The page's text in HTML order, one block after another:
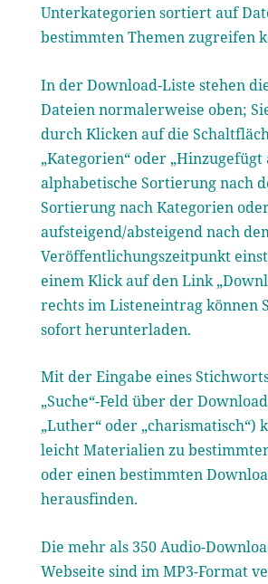
Unterkategorien sortiert auf
bestimmten Themen zugreifen
In der Download-Liste stehen
Dateien normalerweise oben;
durch Klicken auf die
„Kategorien“ oder „Hinzugefügt
alphabetische Sortierung nach
Sortierung nach Kategorien
aufsteigend/absteigend nach
Veröffentlichungszeitpunkt
einem Klick auf den Link
rechts im Listeneintrag können
sofort herunterladen.
Mit der Eingabe eines
„Suche“-Feld über der
„Luther“ oder „charismatisch“)
leicht Materialien zu
oder einen bestimmten
herausfinden.
Die mehr als 350 Audio-
Webseite sind im MP3-Format